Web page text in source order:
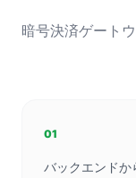
暗号決済ゲート
01
バックエンドか